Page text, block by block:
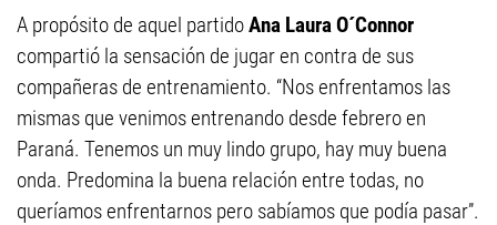
A propósito de aquel partidoAna Laura O´Connor
compartió la sensación de jugar en contra de sus
compañeras de entrenamiento. “Nos enfrentamos las
mismas que venimos entrenando desde febrero en
Paraná. Tenemos un muy lindo grupo, hay muy buena
onda. Predomina la buena relación entre todas, no
queríamos enfrentarnos pero sabíamos que podía pasar”.